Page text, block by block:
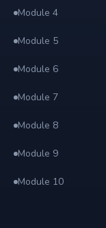
Module 4
Module 5
Module 6
Module 7
Module 8
Module 9
Module 10